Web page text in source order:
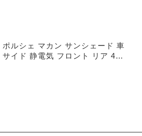
ポルシェ マカン サンシェード 車
サイド 静電気 フロント リア 4枚